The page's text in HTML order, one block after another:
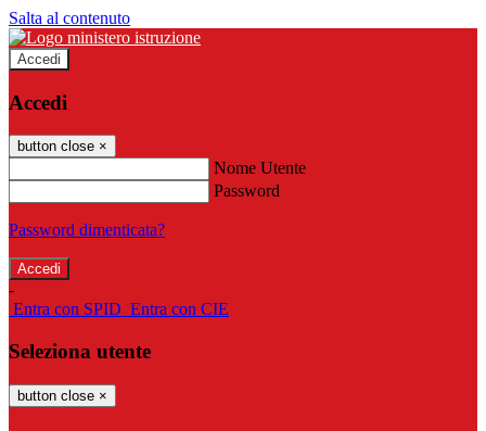
Salta al contenuto
Accedi
Accedi
button close ×
Nome Utente
Password
Password dimenticata?
-
Entra con SPID Entra con CIE
Seleziona utente
button close ×